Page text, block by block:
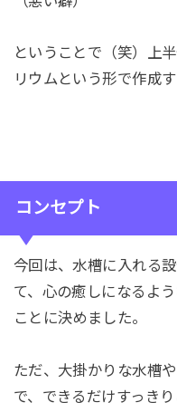
ということで（笑）上
リウムという形で作成
コンセプト
今回は、水槽に入れる
て、心の癒しになるよ
ことに決めました。
ただ、大掛かりな水槽
で、できるだけすっき